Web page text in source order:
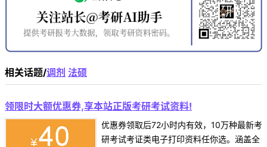
相关话题/调剂 法硕
领限时大额优惠券,享本站正版考研考试资料!
优惠券领取后72小时内有效，10万种最新考
研考试考证类电子打印资料任你选。涵盖全